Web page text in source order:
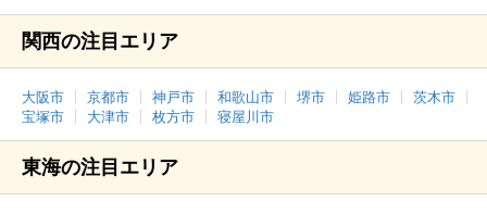
関西の注目エリア
大阪市 京都市 神戸市 和歌山市 堺市 姫路市
茨木市
宝塚市
大津市 枚方市 寝屋川市
東海の注目エリア